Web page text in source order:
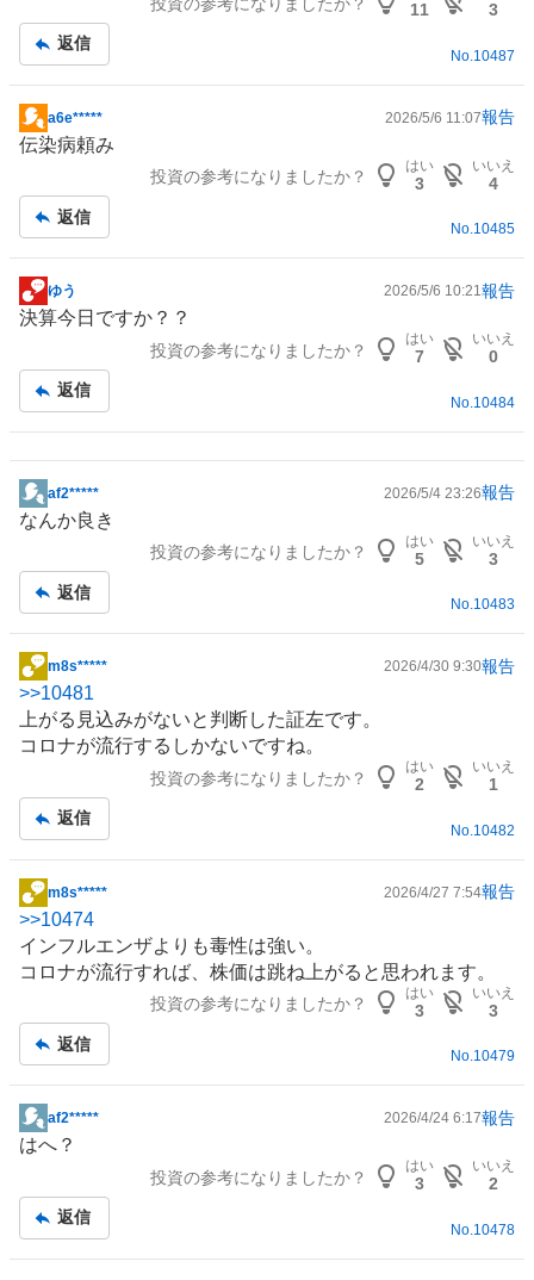
事
11
3
返信
No. 10487
掲
示
事
a6e***** 2026/5/6 11:07報告
伝染病頼み
投資の参考になりましたか？
はい
3
いいえ
4
返信
No.10485
掲
示
事
ゆう 2026/5/6 10:21報告
決算今日ですか？？
投資の参考になりましたか？
はい
7
いいえ
0
返信
No. 10484
掲
示
事
af2***** 2026/5/4 23:26報告
なんか良き
投資の参考になりましたか？
はい
5
いいえ
3
返信
No.10483
掲
示
板
記
m8s***** 2026/4/30 9:30報告
>>10481
上がる見込みがないと判断した証左です。
コロナが流行するしかないですね。
投資の参考になりましたか？
はい
2
いいえ
1
返信
No. 10482
掲
示
板
記
m8s***** 2026/4/27 7:54報告
>>10474
インフルエンザよりも毒性は強い。
コロナが流行すれば、株価は跳ね上がると思われます。
投資の参考になりましたか？
はい
3
いいえ
3
返信
No.10479
掲
示
事
af2***** 2026/4/24 6:17報告
はへ？
投資の参考になりましたか？
はい
3
いいえ
2
返信
No. 10478